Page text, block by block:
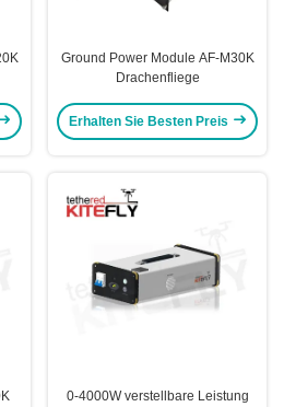
Ground Power Module AF-M30K
Drachenfliege
Erhalten Sie Besten Preis
0-4000W verstellbare Leistung